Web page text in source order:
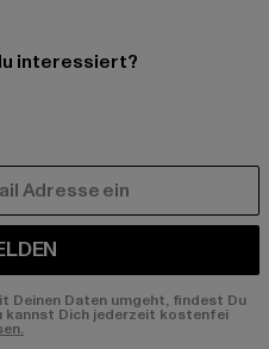
interessiert?
Deinen Daten umgeht, findest Du
kannst Dich jederzeit kostenfei